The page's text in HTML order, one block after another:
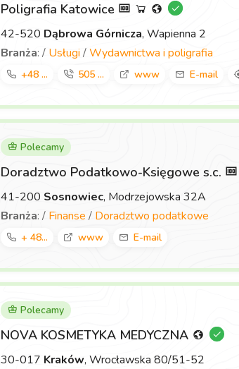
Poligrafia Katowice
42-520 Dąbrowa Górnicza, Wapienna 2
Branża: / Usługi /Wydawnictwa i poligrafia
+48 ... 505 ... www E-mail
Polecamy
Doradztwo Podatkowo-Księgowe s.c.
41-200 Sosnowiec, Modrzejowska 32A
Branża: / Finanse / Doradztwo podatkowe
+ 48... www E-mail
Polecamy
NOVA KOSMETYKA MEDYCZNA
30-017 Kraków, Wrocławska 80/51-52